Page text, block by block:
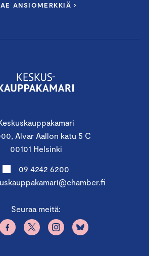
Alvar Aallon katu 5 C
00101 Helsinki
09 4242 6200
Seuraa meitä:
ANSIOMERKKIÄ ›